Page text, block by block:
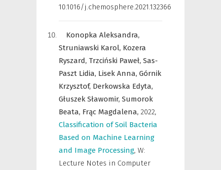
10.1016/j.chemosphere.2021.132366
Konopka Aleksandra,
Struniawski Karol, Kozera
Ryszard, Trzciński Paweł, Sas-
Paszt Lidia, Lisek Anna, Górnik
Krzysztof, Derkowska Edyta,
Głuszek Sławomir, Sumorok
Beata, Frąc Magdalena, 2022,
Classification of Soil Bacteria
Based on Machine Learning
and Image Processing, W:
Lecture Notes in Computer